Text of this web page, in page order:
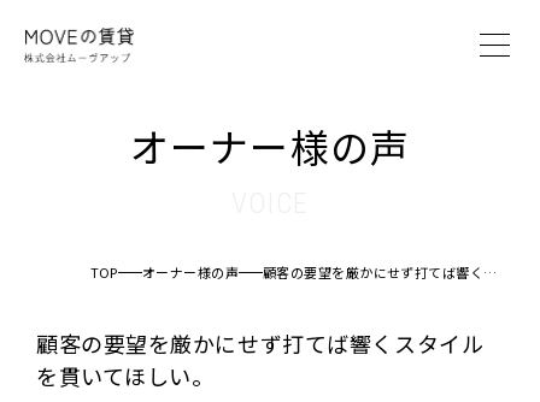
MOVEの賃貸とは
賃貸管理システム
ブログ
オーナー様へ
オーナー様の声
TOP オーナー様の声 顧客の要望を厳かにせず打てば響くスタイルを貫いてほしい。
顧客の要望を厳かにせず打てば響くスタイル
を貫いてほしい。